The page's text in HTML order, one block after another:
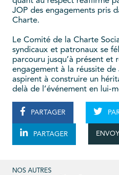
JOP des engagements pris
Charte.
Le Comité de la Charte
syndicaux et patronaux se
parcouru jusqu’à présent et
engagement à la réussite de
aspirent à construire un
delà de l’événement en lui-
PARTAGER
PARTAGER
NOS AUTRES